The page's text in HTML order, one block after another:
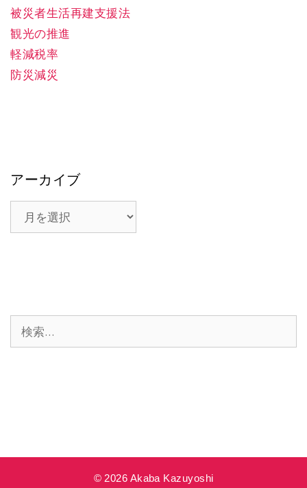
被災者生活再建支援法
観光の推進
軽減税率
防災減災
アーカイブ
索:
© 2026 Akaba Kazuyoshi